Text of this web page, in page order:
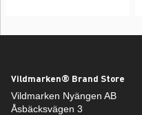
Vildmarken® Brand Store
Vildmarken Nyängen AB
Åsbäcksvägen 3